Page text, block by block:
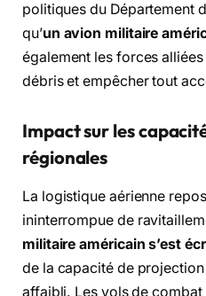
politiques du Département
qu’un avion militaire
également les forces
débris et empêcher tout
Impact sur les
régionales
La logistique aérienne
ininterrompue de
militaire américain s’est
de la capacité de
affaibli. Les vols de combat